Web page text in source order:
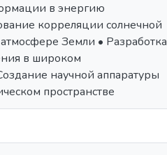
в энергию
корреляции солнечной
Земли • Разработка
в широком
научной аппаратуры
пространстве